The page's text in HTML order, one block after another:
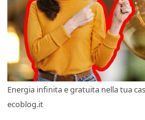
Energia infinita e gratuita nella tua
ecoblog.it